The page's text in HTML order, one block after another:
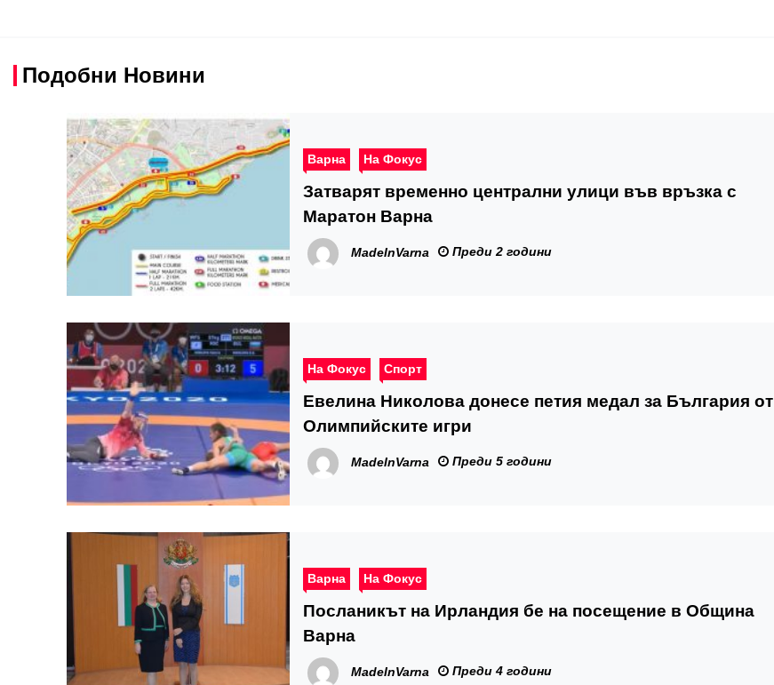
Подобни Новини
Варна На Фокус
Затварят временно централни улици във връзка с
Маратон Варна
MadeInVarna Преди 2 години
На Фокус Спорт
Евелина Николова донесе петия медал за България от
Олимпийските игри
MadeInVarna Преди 5 години
Варна На Фокус
Посланикът на Ирландия бе на посещение в Община
Варна
MadeInVarna Преди 4 години